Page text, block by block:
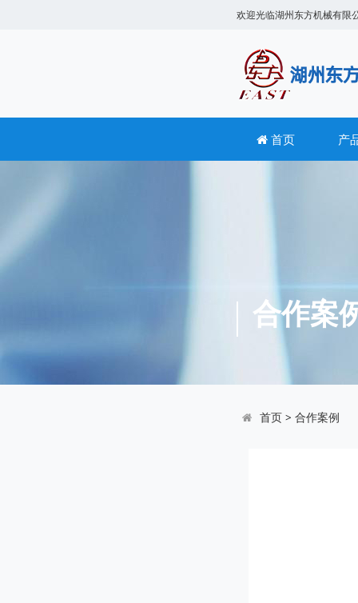
欢迎光临湖州东方机械有限
首页 产
合作案
首页> 合作案例